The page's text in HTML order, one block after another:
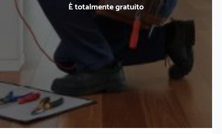
È totalmente gratuito